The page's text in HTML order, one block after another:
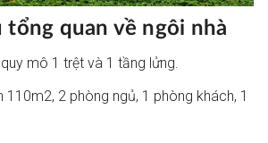
tổng quan về ngôi nhà
mô 1 trệt và 1 tầng lửng.
110m2, 2 phòng ngủ, 1 phòng khách, 1